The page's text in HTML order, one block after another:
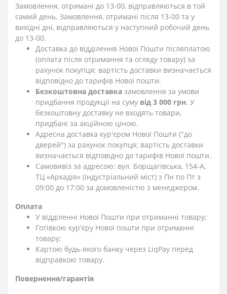
Замовлення, отримані до 13-00, відправляються в той
самий день. Замовлення, отримані після 13-00 та у
вихідні дні, відправляються у наступний робочий день
до 13-00.
Доставка до відділення Нової Пошти післяплатою
(оплата після отримання та огляду товару) за
рахунок покупця; вартість доставки визначається
відповідно до тарифів Нової пошти.
Безкоштовна доставка замовлення за умови
придбання продукції на суму від 3 000 грн. У
безкоштовну доставку не входять товари,
придбані за акційною ціною.
Адресна доставка кур'єром Нової Пошти ("до
дверей") за рахунок покупця; вартість доставки
визначається відповідно до тарифів Нової пошти.
Самовивіз за адресою: вул. Борщагівська, 154-А,
ТЦ «Аркадія» (Індустріальний міст) з Пн по Пт з
09:00 до 17:00 за домовленістю з менеджером.
Оплата
У відділенні Нової Пошти при отриманні товару;
Готівкою кур'єру Нової пошти при отриманні
товару;
Картою будь-якого банку через LiqPay перед
відправкою товару.
Повернення/гарантія